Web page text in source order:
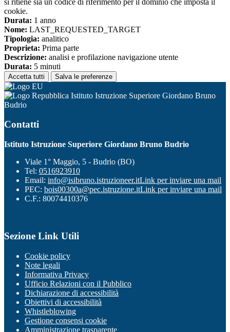
cookie.
Durata: 1 anno
Nome: LAST_REQUESTED_TARGET
Tipologia: analitico
Proprieta: Prima parte
Descrizione: analisi e profilazione navigazione utente
Durata: 5 minuti
Accetta tutti Salva le preferenze
Istituto Istruzione Superiore Giordano Bruno
Budrio
Contatti
Istituto Istruzione Superiore Giordano Bruno Budrio
Viale 1° Maggio, 5 - Budrio (BO)
Tel: 0516923910
Email: info@isibruno.istruzioneer.itLink per inviare una mail
PEC: bois00300a@pec.istruzione.itLink per inviare una mail
C.F.: 80074410376
Sezione Link Utili
Cookie policy
Note legali
Informativa Privacy
Ufficio Relazioni con il Pubblico
Dichiarazione di accessibilità
Obiettivi di accessibilità
Whistleblowing
Gestione consensi cookie
Amministrazione trasparente